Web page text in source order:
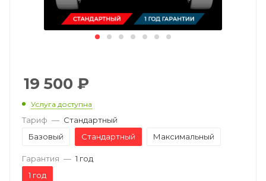
19 500 ₽
Услуга доступна
Тариф — Стандартный
Базовый
Стандартный Максимальный
Гарантия — 1 год
1 год